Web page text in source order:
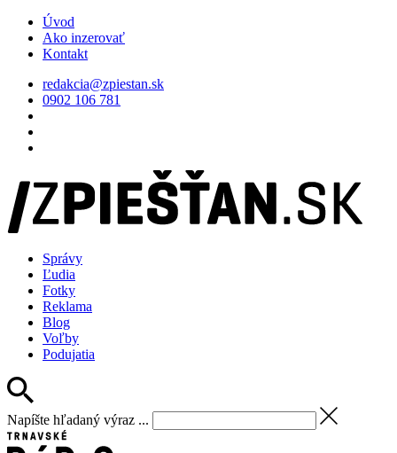
Úvod
Ako inzerovať
Kontakt
redakcia@zpiestan.sk
0902 106 781
Správy
Ľudia
Fotky
Reklama
Blog
Voľby
Podujatia
Napíšte hľadaný výraz ...